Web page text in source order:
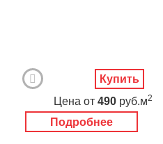
Подробнее
Цена от 490 руб.м2
Купить